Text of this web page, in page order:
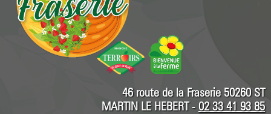
46 route de la Fraserie 50260 ST
MARTIN LE HEBERT - 02 33 41 93 85